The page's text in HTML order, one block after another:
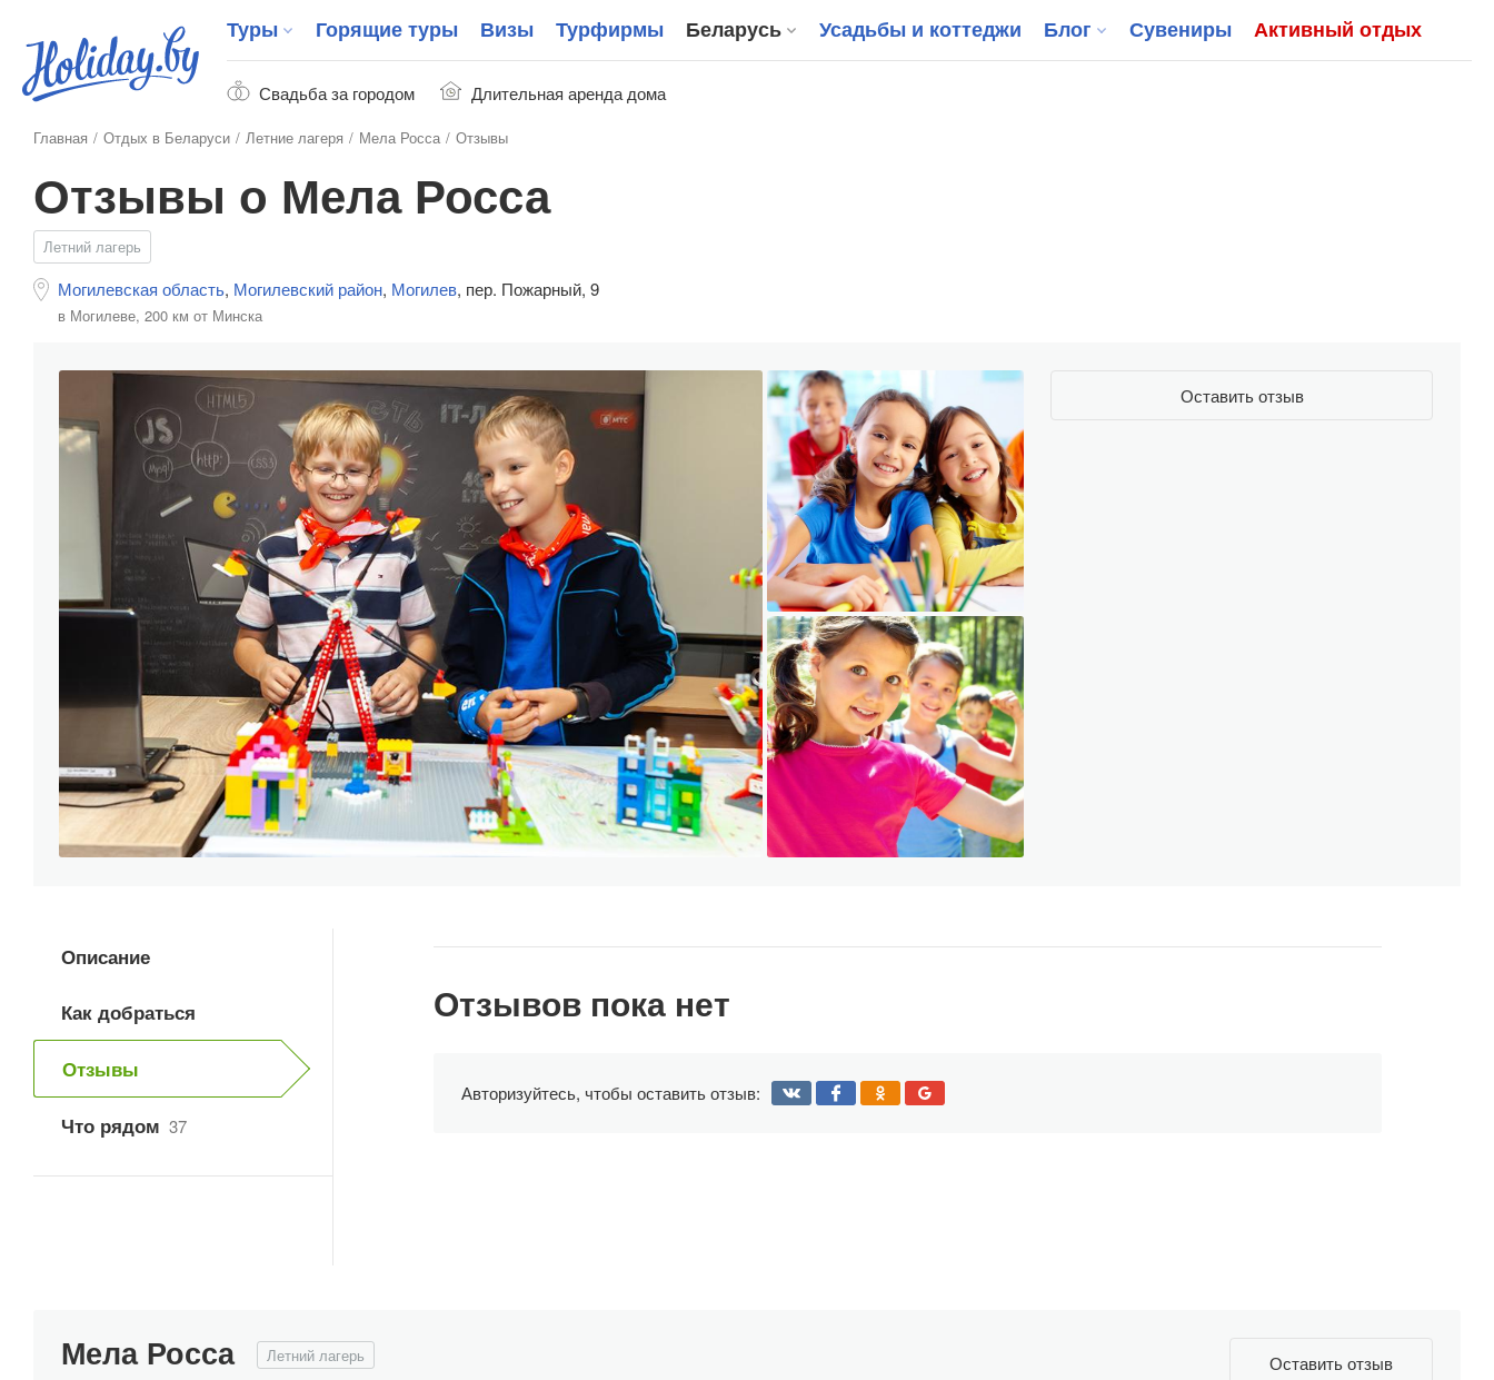
Свадьба за городом Длительная аренда дома
Туры Горящие туры Визы Турфирмы Беларусь Усадьбы и коттеджи Блог Сувениры Активный отдых
Главная Отдых в Беларуси Летние лагеря Мела Росса Отзывы
Отзывы о Мела Росса
Летний лагерь
Могилевская область, Могилевский район, Могилев, пер. Пожарный, 9
в Могилеве, 200 км от Минска
Оставить отзыв
Описание
Как добраться
Отзывы
Что рядом 37
Отзывов пока нет
Авторизуйтесь, чтобы оставить отзыв:
Мела Росса Летний лагерь Оставить отзыв